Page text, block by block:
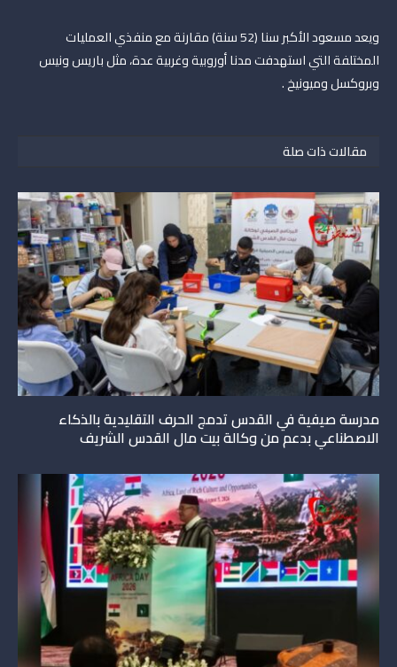
ويعد مسعود الأكبر سنا (52 سنة) مقارنة مع منفذي العمليات
المختلفة التي استهدفت مدنا أوروبية وغربية عدة، مثل باريس ونيس
وبروكسل وميونيخ .
مقالات ذات صلة
مدرسة صيفية في القدس تدمج الحرف التقليدية بالذكاء
الاصطناعي بدعم من وكالة بيت مال القدس الشريف